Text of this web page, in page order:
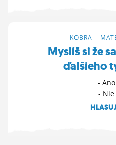
KOBRA
Myslíš si že
ďalšieho
- Ano
- Nie